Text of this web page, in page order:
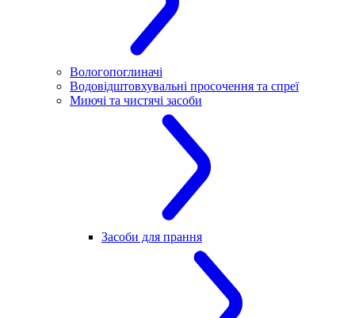
Вологопоглиначі
Водовідштовхувальні просочення та спреї
Миючі та чистячі засоби
Засоби для прання